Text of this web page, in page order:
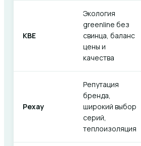
KBE
Экология
greenline без
свинца, баланс
цены и
качества
Рехау
Репутация
бренда,
широкий выбор
серий,
теплоизоляция